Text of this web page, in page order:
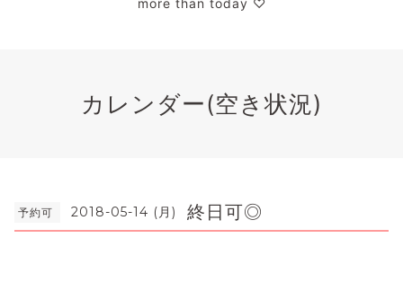
カレンダー(空き状況)
予約可 2018-05-14 (月) 終日可◎